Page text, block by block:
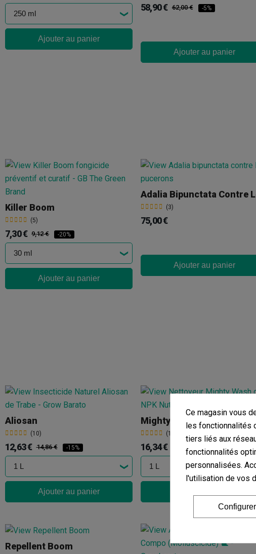
Ajouter au panier
58,90 € 62,00 € -5%
Ajouter au panier
Killer Boom
(5)
7,30 € 9,12 € -20%
Ajouter au panier
(3)
75,00 €
Ajouter au panier
Aliosan
(10)
12,63 € 14,86 € -15%
Ajouter au panier
Mighty Wash
(12)
16,34 € 18,15 € -10%
Repellent Boom
Ce magasin vous
les fonctionnalités
tiers liés aux
fonctionnalités
personnalisées.
l'utilisation de vos
Configurer